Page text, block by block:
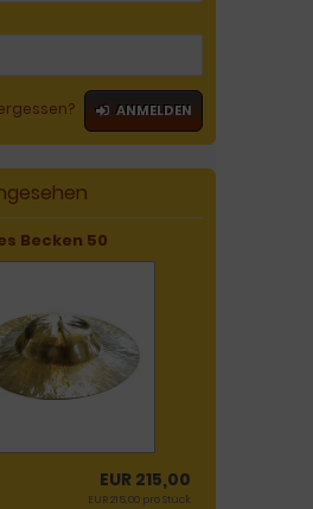
ANMELDEN
Becken 50
EUR 215,00
EUR 215,00 pro Stück